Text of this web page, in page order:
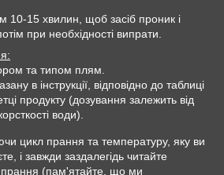
10-15 хвилин, щоб засіб проник і
при необхідності випрати.
та типом плям.
в інструкції, відповідно до таблиці
продукту (дозування залежить від
води).
цикл прання та температуру, яку ви
і завжди заздалегідь читайте
прання (пам'ятайте, що ми